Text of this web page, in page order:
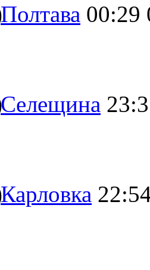
Полтава 00:29
Селещина
Карловка